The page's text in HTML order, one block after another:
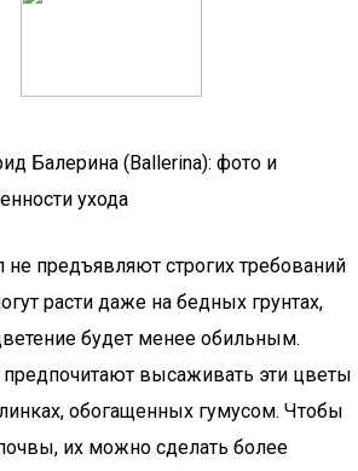
Балерина (Ballerina): фото и
ухода
предъявляют строгих требований
расти даже на бедных грунтах,
будет менее обильным.
высаживать эти цветы
обогащенных гумусом. Чтобы
их можно сделать более